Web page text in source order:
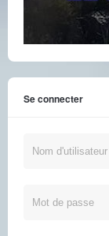
Se connecter